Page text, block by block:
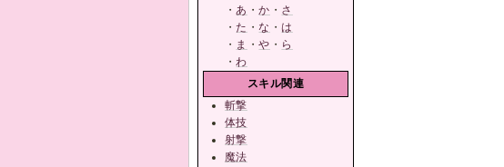
・あ ・か ・ さ
・た ・な ・は
・ ま ・や ・ ら
・わ
スキル関連
斬撃
体技
射撃
魔法